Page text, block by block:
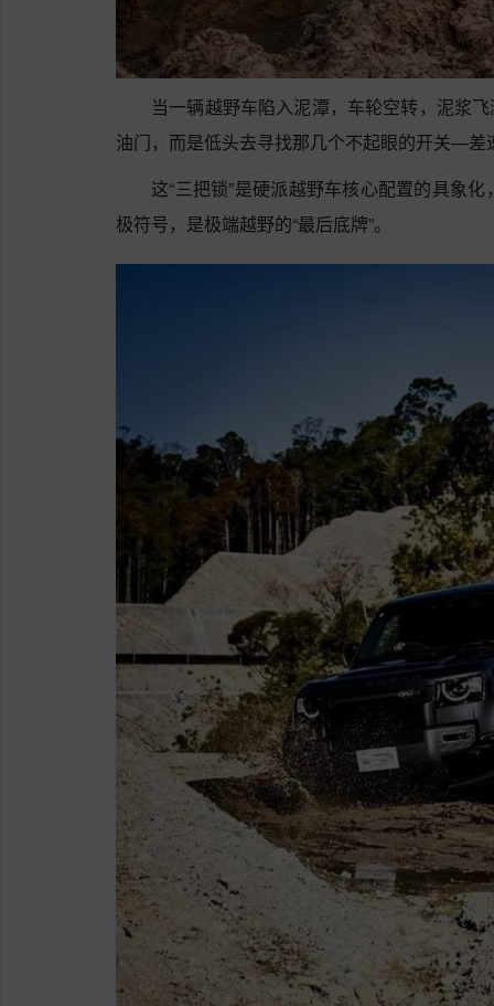
当一辆越野车陷入泥潭，车轮空转，泥浆
油门，而是低头去寻找那几个不起眼的开关—差
这“三把锁”是硬派越野车核心配置的具象
极符号，是极端越野的“最后底牌”。